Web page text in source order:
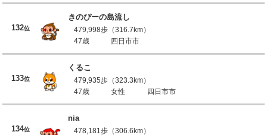
132位
きのぴーの島流し
479,998歩（316.7km）
47歳
四日市市
133位
くるこ
479,935歩（323.3km）
47歳
女性 四日市市
134位
nia
478,181歩（306.6km）